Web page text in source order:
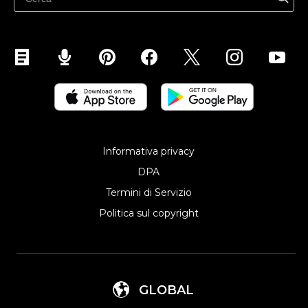
Vendere sul sito web
Vendi su TikTok
Vendi su Facebook
Vendi su Google
Informativa privacy
DPA
Termini di Servizio
Politica sul copyright
GLOBAL